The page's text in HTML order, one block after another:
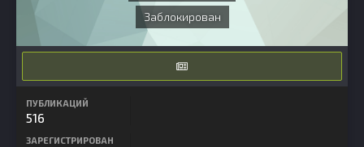
Заблокирован
ПУБЛИКАЦИЙ
516
ЗАРЕГИСТРИРОВАН